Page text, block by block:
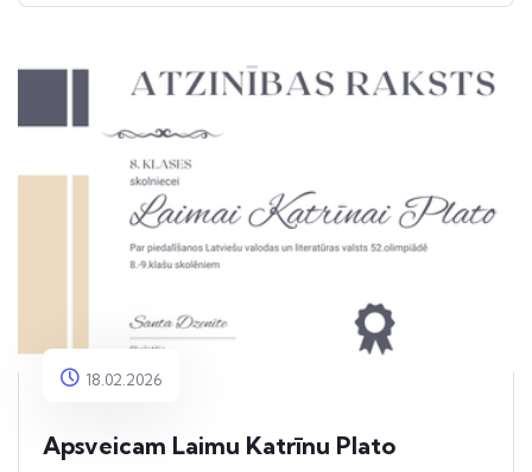
18.02.2026
Apsveicam Laimu Katrīnu Plato